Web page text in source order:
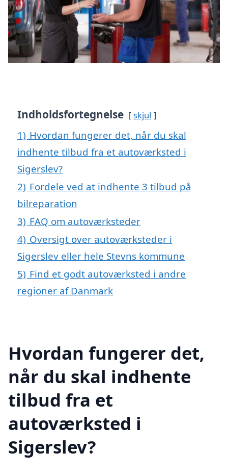
Indholdsfortegnelse skjul
1) Hvordan fungerer det, når du skal
indhente tilbud fra et autoværksted i
Sigerslev?
2) Fordele ved at indhente 3 tilbud på
bilreparation
3) FAQ om autoværksteder
4) Oversigt over autoværksteder i
Sigerslev eller hele Stevns kommune
5) Find et godt autoværksted i andre
regioner af Danmark
Hvordan fungerer det,
når du skal indhente
tilbud fra et
autoværksted i
Sigerslev?